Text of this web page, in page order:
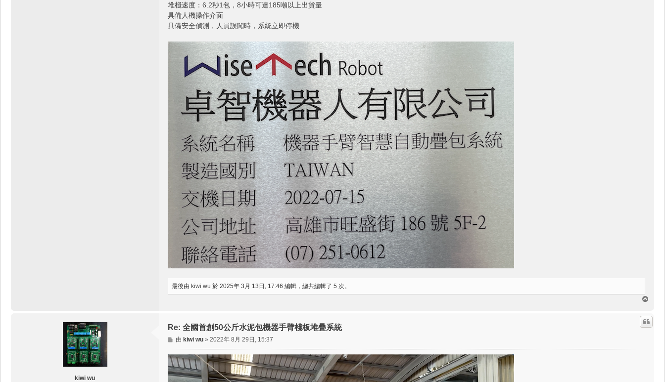
堆棧速度：6.2秒1包，8小時可達185噸以上出貨量
具備人機操作介面
具備安全偵測，人員誤闖時，系統立即停機
最後由 kiwi wu 於 2025年 3月 13日, 17:46 編輯，總共編輯了 5 次。
端
kiwi wu
Re: 全國首創50公斤水泥包機器手臂棧板堆疊系統
文
章
由 kiwi wu» 2022年 8月 29日, 15:37